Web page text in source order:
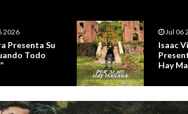
Jul 06 2026
Isaac Victoria
Presenta 'Por Si No
Hay Mañana' U...